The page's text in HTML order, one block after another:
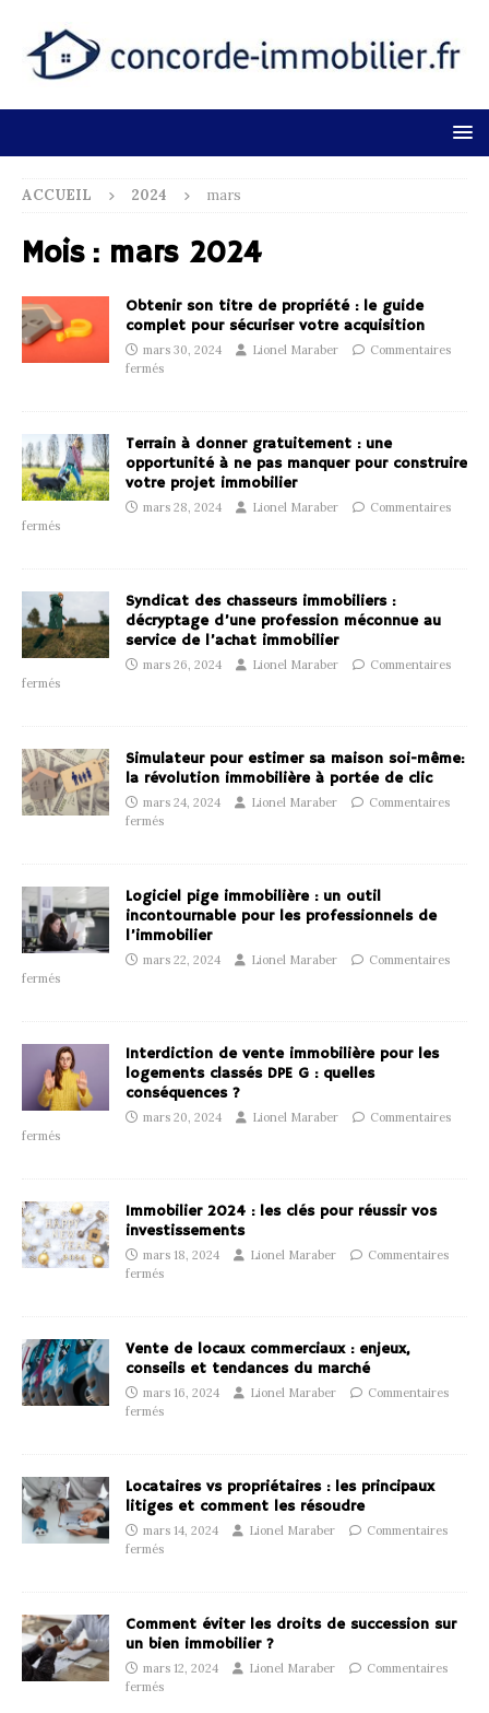
ACCUEIL 2024 mars
Mois : mars 2024
Obtenir son titre de propriété : le guide
complet pour sécuriser votre acquisition
mars 30, 2024 Lionel Maraber
Commentaires
fermés
Terrain à donner gratuitement : une
opportunité à ne pas manquer pour construire
votre projet immobilier
mars 28, 2024 Lionel Maraber
Commentaires
fermés
Syndicat des chasseurs immobiliers :
décryptage d’une profession méconnue au
service de l’achat immobilier
mars 26, 2024 Lionel Maraber
Commentaires
fermés
Simulateur pour estimer sa maison soi-même:
la révolution immobilière à portée de clic
mars 24, 2024 Lionel Maraber
Commentaires
fermés
Logiciel pige immobilière : un outil
incontournable pour les professionnels de
l’immobilier
mars 22, 2024 Lionel Maraber
Commentaires
fermés
Interdiction de vente immobilière pour les
logements classés DPE G : quelles
conséquences ?
mars 20, 2024 Lionel Maraber
Commentaires
fermés
Immobilier 2024 : les clés pour réussir vos
investissements
mars 18, 2024 Lionel Maraber
Commentaires
fermés
Vente de locaux commerciaux : enjeux,
conseils et tendances du marché
mars 16, 2024 Lionel Maraber
Commentaires
fermés
Locataires vs propriétaires : les principaux
litiges et comment les résoudre
mars 14, 2024 Lionel Maraber
Commentaires
fermés
Comment éviter les droits de succession sur
un bien immobilier ?
mars 12, 2024 Lionel Maraber
Commentaires
fermés